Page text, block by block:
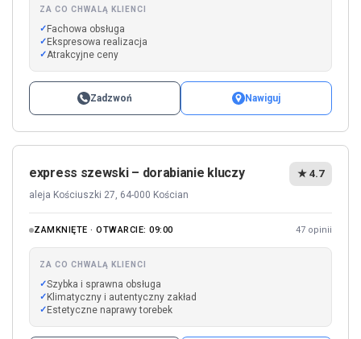
ZA CO CHWALĄ KLIENCI
Fachowa obsługa
Ekspresowa realizacja
Atrakcyjne ceny
Zadzwoń Nawiguj
express szewski – dorabianie kluczy
aleja Kościuszki 27, 64-000 Kościan
★ 4.7
ZAMKNIĘTE · OTWARCIE: 09:00 47 opinii
ZA CO CHWALĄ KLIENCI
Szybka i sprawna obsługa
Klimatyczny i autentyczny zakład
Estetyczne naprawy torebek